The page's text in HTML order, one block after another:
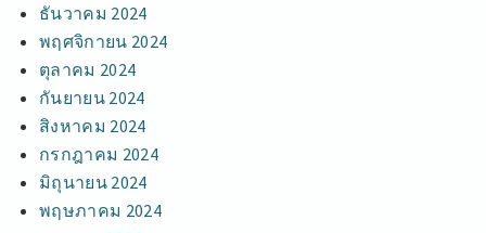
ธันวาคม 2024
พฤศจิกายน 2024
ตุลาคม 2024
กันยายน 2024
สิงหาคม 2024
กรกฎาคม 2024
มิถุนายน 2024
พฤษภาคม 2024